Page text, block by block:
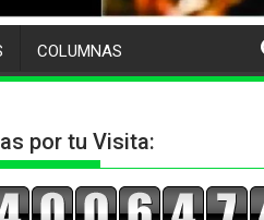
COLUMNAS
por tu Visita: